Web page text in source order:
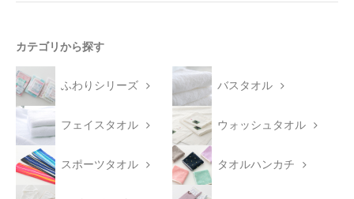
カテゴリから探す
ふわりシリーズ バスタオル
フェイスタオル ウォッシュタオル
スポーツタオル タオルハンカチ